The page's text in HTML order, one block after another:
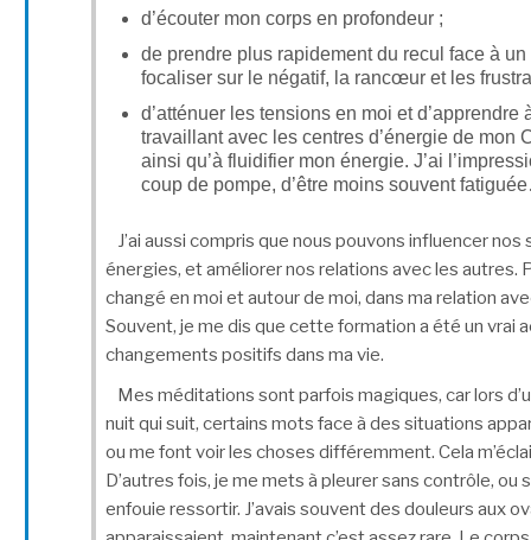
d’écouter mon corps en profondeur ;
de prendre plus rapidement du recul face à
focaliser sur le négatif, la rancœur et les
d’atténuer les tensions en moi et d’apprendre
travaillant avec les centres d’énergie de mon
ainsi qu’à fluidifier mon énergie. J’ai
coup de pompe, d’être moins souvent
J’ai aussi compris que nous pouvons influencer
énergies, et améliorer nos relations avec les autres.
changé en moi et autour de moi, dans ma relation
Souvent, je me dis que cette formation a été un vrai
changements positifs dans ma vie.
Mes méditations sont parfois magiques, car lors
nuit qui suit, certains mots face à des situations
ou me font voir les choses différemment. Cela
D’autres fois, je me mets à pleurer sans contrôle, ou
enfouie ressortir. J’avais souvent des douleurs aux